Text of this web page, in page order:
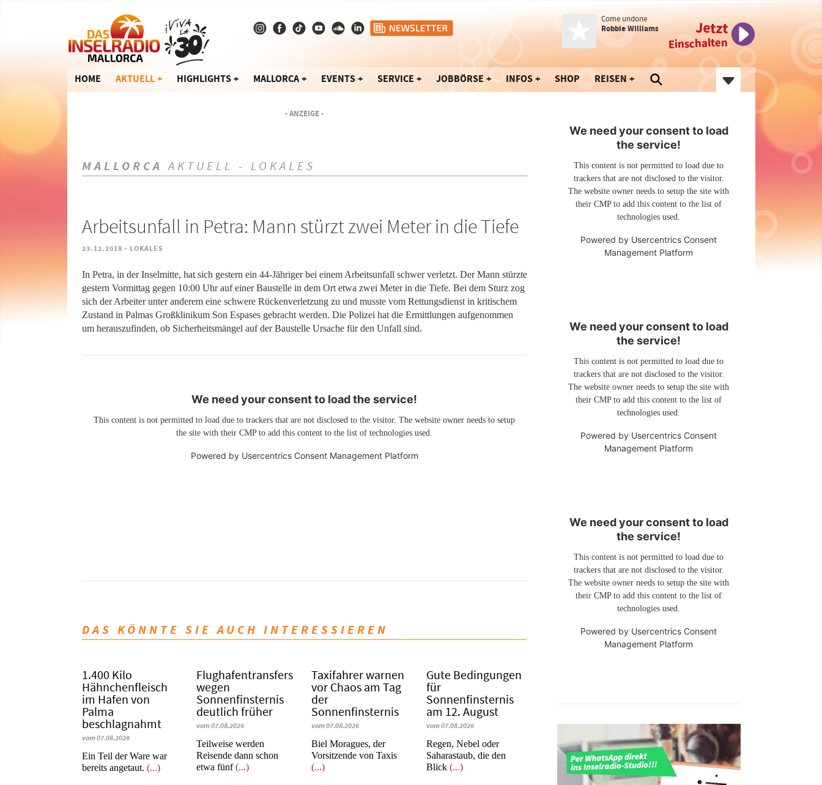
Come undone
Robbie Williams
Jetzt
Einschalten
HOME AKTUELL HIGHLIGHTS MALLORCA EVENTS SERVICE JOBBÖRSE INFOS SHOP REISEN
- ANZEIGE -
MALLORCA AKTUELL - LOKALES
Arbeitsunfall in Petra: Mann stürzt zwei Meter in die Tiefe
23.12.2018 - LOKALES
In Petra, in der Inselmitte, hat sich gestern ein 44-Jähriger bei einem Arbeitsunfall schwer verletzt. Der Mann stürzte
gestern Vormittag gegen 10:00 Uhr auf einer Baustelle in dem Ort etwa zwei Meter in die Tiefe. Bei dem Sturz zog
sich der Arbeiter unter anderem eine schwere Rückenverletzung zu und musste vom Rettungsdienst in kritischem
Zustand in Palmas Großklinikum Son Espases gebracht werden. Die Polizei hat die Ermittlungen aufgenommen
um herauszufinden, ob Sicherheitsmängel auf der Baustelle Ursache für den Unfall sind.
We need your consent to load the service!
This content is not permitted to load due to trackers that are not disclosed to the visitor. The website owner needs to setup
the site with their CMP to add this content to the list of technologies used.
Powered by Usercentrics Consent Management Platform
DAS KÖNNTE SIE AUCH INTERESSIEREN
1.400 Kilo
Hähnchenfleisch
im Hafen von
Palma
beschlagnahmt
vom 07.08.2026
​​​​​​​Ein Teil der Ware war
bereits angetaut. (...)
Flughafentransfers
wegen
Sonnenfinsternis
deutlich früher
vom 07.08.2026
Teilweise werden
Reisende dann schon
etwa fünf(...)
Taxifahrer warnen
vor Chaos am Tag
der
Sonnenfinsternis
vom 07.08.2026
​​​​​​​Biel Moragues, der
Vorsitzende von Taxis
(...)
Gute Bedingungen
für
Sonnenfinsternis
am 12. August
vom 07.08.2026
Regen, Nebel oder
Saharastaub, die den
Blick(...)
We need your consent to load
the service!
This content is not permitted to load due to
trackers that are not disclosed to the visitor.
The website owner needs to setup the site with
their CMP to add this content to the list of
technologies used.
Powered by Usercentrics Consent
Management Platform
We need your consent to load
the service!
This content is not permitted to load due to
trackers that are not disclosed to the visitor.
The website owner needs to setup the site with
their CMP to add this content to the list of
technologies used.
Powered by Usercentrics Consent
Management Platform
We need your consent to load
the service!
This content is not permitted to load due to
trackers that are not disclosed to the visitor.
The website owner needs to setup the site with
their CMP to add this content to the list of
technologies used.
Powered by Usercentrics Consent
Management Platform